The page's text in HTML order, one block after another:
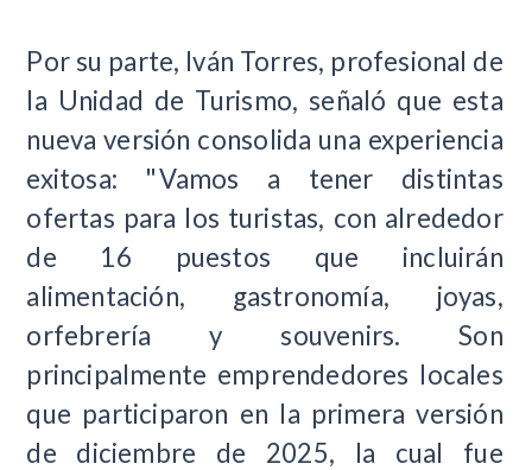
Por su parte, Iván Torres, profesional de
la Unidad de Turismo, señaló que esta
nueva versión consolida una experiencia
exitosa: "Vamos a tener distintas
ofertas para los turistas, con alrededor
de 16 puestos que incluirán
alimentación, gastronomía, joyas,
orfebrería y souvenirs. Son
principalmente emprendedores locales
que participaron en la primera versión
de diciembre de 2025, la cual fue